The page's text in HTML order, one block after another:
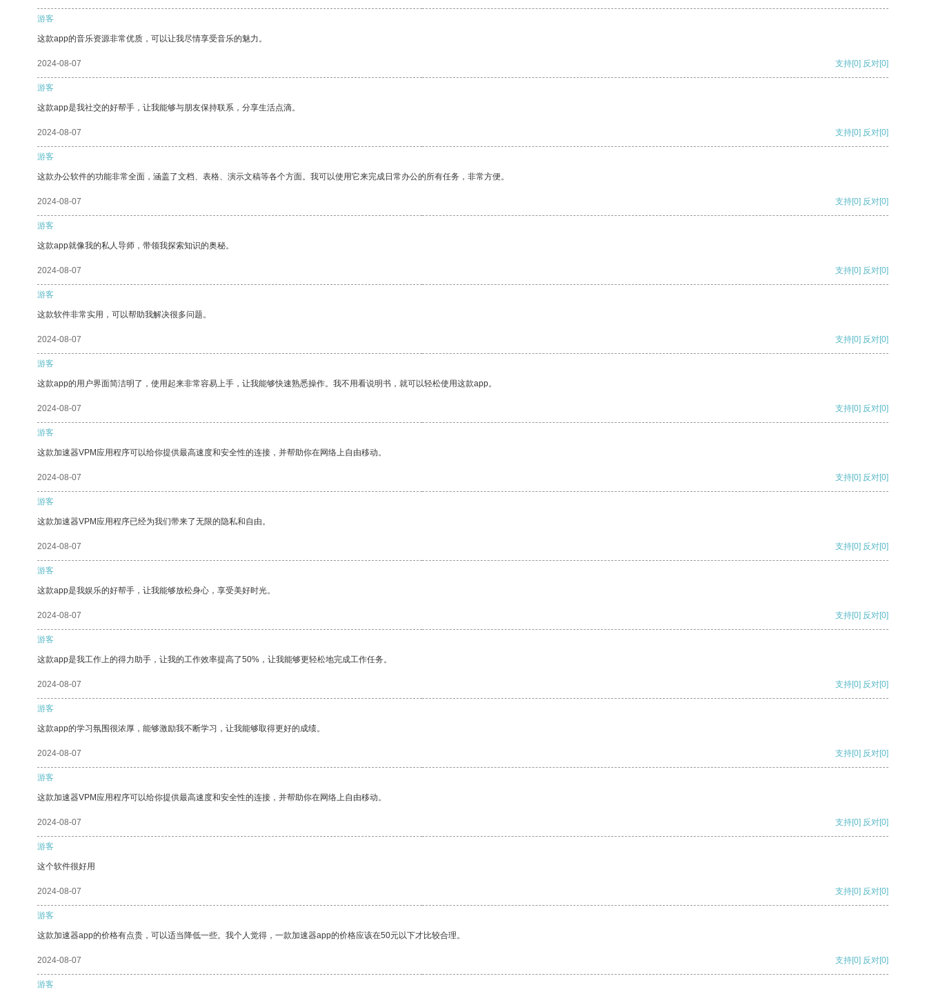
游客
这款app的音乐资源非常优质，可以让我尽情享受音乐的魅力。
2024-08-07 支持[0] 反对[0]
游客
这款app是我社交的好帮手，让我能够与朋友保持联系，分享生活点滴。
2024-08-07 支持[0] 反对[0]
游客
这款办公软件的功能非常全面，涵盖了文档、表格、演示文稿等各个方面。我可以使用它来完成日常办公的所有任务，非常方便。
2024-08-07 支持[0] 反对[0]
游客
这款app就像我的私人导师，带领我探索知识的奥秘。
2024-08-07 支持[0] 反对[0]
游客
这款软件非常实用，可以帮助我解决很多问题。
2024-08-07 支持[0] 反对[0]
游客
这款app的用户界面简洁明了，使用起来非常容易上手，让我能够快速熟悉操作。我不用看说明书，就可以轻松使用这款app。
2024-08-07 支持[0] 反对[0]
游客
这款加速器VPM应用程序可以给你提供最高速度和安全性的连接，并帮助你在网络上自由移动。
2024-08-07 支持[0] 反对[0]
游客
这款加速器VPM应用程序已经为我们带来了无限的隐私和自由。
2024-08-07 支持[0] 反对[0]
游客
这款app是我娱乐的好帮手，让我能够放松身心，享受美好时光。
2024-08-07 支持[0] 反对[0]
游客
这款app是我工作上的得力助手，让我的工作效率提高了50%，让我能够更轻松地完成工作任务。
2024-08-07 支持[0] 反对[0]
游客
这款app的学习氛围很浓厚，能够激励我不断学习，让我能够取得更好的成绩。
2024-08-07 支持[0] 反对[0]
游客
这款加速器VPM应用程序可以给你提供最高速度和安全性的连接，并帮助你在网络上自由移动。
2024-08-07 支持[0] 反对[0]
游客
这个软件很好用
2024-08-07 支持[0] 反对[0]
游客
这款加速器app的价格有点贵，可以适当降低一些。我个人觉得，一款加速器app的价格应该在50元以下才比较合理。
2024-08-07 支持[0] 反对[0]
游客